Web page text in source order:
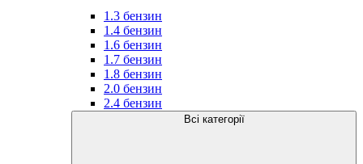
1.3 бензин
1.4 бензин
1.6 бензин
1.7 бензин
1.8 бензин
2.0 бензин
2.4 бензин
Всі категорії